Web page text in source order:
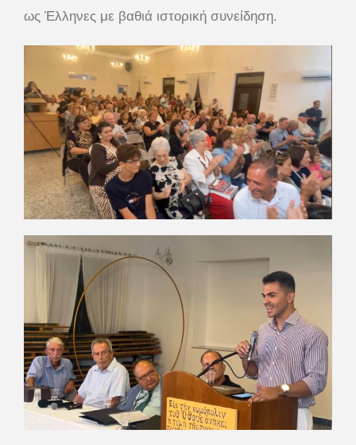
ως Έλληνες με βαθιά ιστορική συνείδηση.